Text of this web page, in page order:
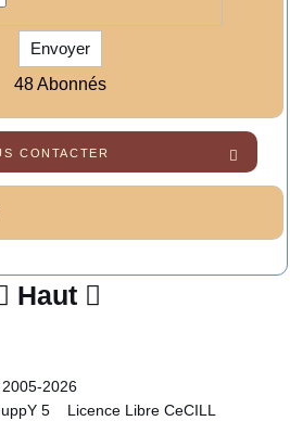
Envoyer
48 Abonnés

contacter
Haut 
2026
5
Licence Libre CeCILL